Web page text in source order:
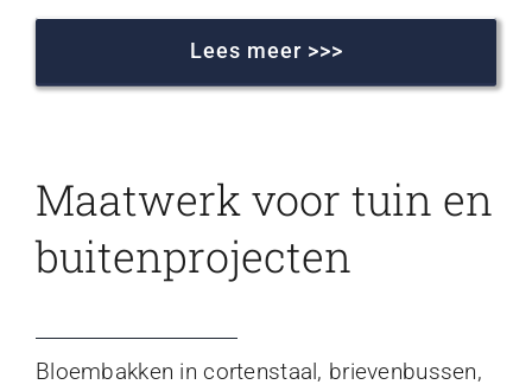
Lees meer >>>
Maatwerk voor tuin en
buitenprojecten
Bloembakken in cortenstaal, brievenbussen,